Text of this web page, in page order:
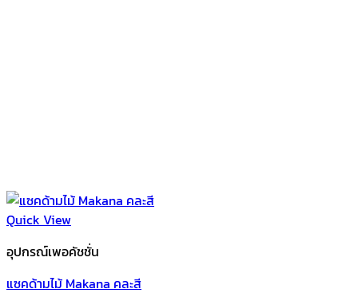
Quick View
อุปกรณ์เพอคัชชั่น
แซคด้ามไม้ Makana คละสี